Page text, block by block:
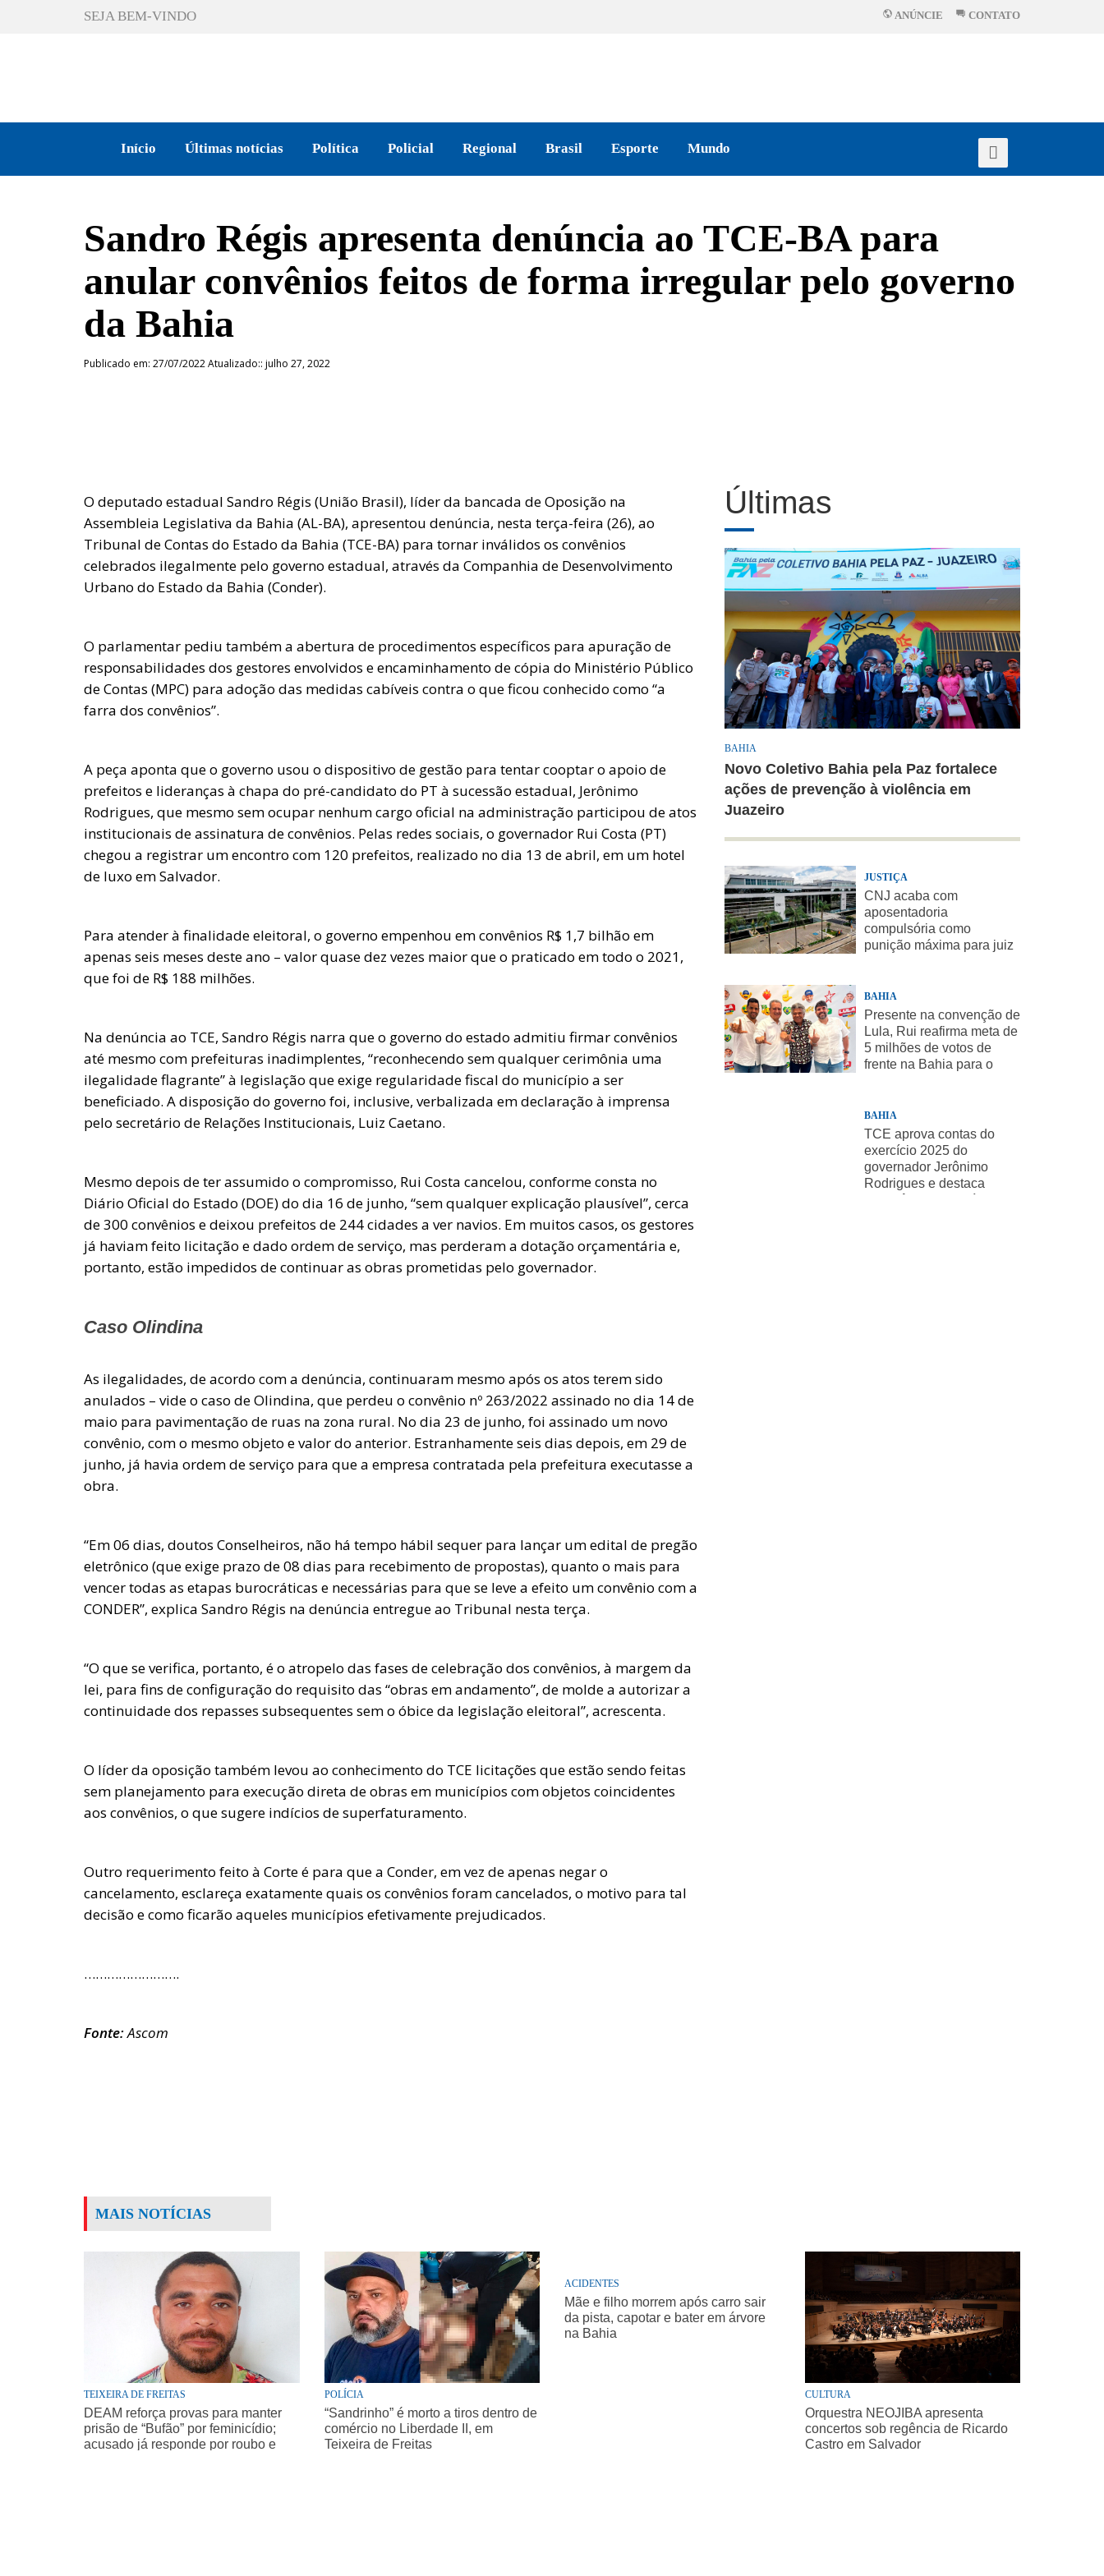
SEJA BEM-VINDO ANÚNCIE CONTATO
Início Últimas notícias Política Policial Regional Brasil Esporte Mundo
Sandro Régis apresenta denúncia ao TCE-BA para
anular convênios feitos de forma irregular pelo governo
da Bahia
Publicado em: 27/07/2022 Atualizado:: julho 27, 2022
O deputado estadual Sandro Régis (União Brasil), líder da bancada de Oposição na
Assembleia Legislativa da Bahia (AL-BA), apresentou denúncia, nesta terça-feira (26), ao
Tribunal de Contas do Estado da Bahia (TCE-BA) para tornar inválidos os convênios
celebrados ilegalmente pelo governo estadual, através da Companhia de Desenvolvimento
Urbano do Estado da Bahia (Conder).
O parlamentar pediu também a abertura de procedimentos específicos para apuração de
responsabilidades dos gestores envolvidos e encaminhamento de cópia do Ministério Público
de Contas (MPC) para adoção das medidas cabíveis contra o que ficou conhecido como “a
farra dos convênios”.
A peça aponta que o governo usou o dispositivo de gestão para tentar cooptar o apoio de
prefeitos e lideranças à chapa do pré-candidato do PT à sucessão estadual, Jerônimo
Rodrigues, que mesmo sem ocupar nenhum cargo oficial na administração participou de atos
institucionais de assinatura de convênios. Pelas redes sociais, o governador Rui Costa (PT)
chegou a registrar um encontro com 120 prefeitos, realizado no dia 13 de abril, em um hotel
de luxo em Salvador.
Para atender à finalidade eleitoral, o governo empenhou em convênios R$ 1,7 bilhão em
apenas seis meses deste ano – valor quase dez vezes maior que o praticado em todo o 2021,
que foi de R$ 188 milhões.
Na denúncia ao TCE, Sandro Régis narra que o governo do estado admitiu firmar convênios
até mesmo com prefeituras inadimplentes, “reconhecendo sem qualquer cerimônia uma
ilegalidade flagrante” à legislação que exige regularidade fiscal do município a ser
beneficiado. A disposição do governo foi, inclusive, verbalizada em declaração à imprensa
pelo secretário de Relações Institucionais, Luiz Caetano.
Mesmo depois de ter assumido o compromisso, Rui Costa cancelou, conforme consta no
Diário Oficial do Estado (DOE) do dia 16 de junho, “sem qualquer explicação plausível”, cerca
de 300 convênios e deixou prefeitos de 244 cidades a ver navios. Em muitos casos, os gestores
já haviam feito licitação e dado ordem de serviço, mas perderam a dotação orçamentária e,
portanto, estão impedidos de continuar as obras prometidas pelo governador.
Caso Olindina
As ilegalidades, de acordo com a denúncia, continuaram mesmo após os atos terem sido
anulados – vide o caso de Olindina, que perdeu o convênio nº 263/2022 assinado no dia 14 de
maio para pavimentação de ruas na zona rural. No dia 23 de junho, foi assinado um novo
convênio, com o mesmo objeto e valor do anterior. Estranhamente seis dias depois, em 29 de
junho, já havia ordem de serviço para que a empresa contratada pela prefeitura executasse a
obra.
“Em 06 dias, doutos Conselheiros, não há tempo hábil sequer para lançar um edital de pregão
eletrônico (que exige prazo de 08 dias para recebimento de propostas), quanto o mais para
vencer todas as etapas burocráticas e necessárias para que se leve a efeito um convênio com a
CONDER”, explica Sandro Régis na denúncia entregue ao Tribunal nesta terça.
“O que se verifica, portanto, é o atropelo das fases de celebração dos convênios, à margem da
lei, para fins de configuração do requisito das “obras em andamento”, de molde a autorizar a
continuidade dos repasses subsequentes sem o óbice da legislação eleitoral”, acrescenta.
O líder da oposição também levou ao conhecimento do TCE licitações que estão sendo feitas
sem planejamento para execução direta de obras em municípios com objetos coincidentes
aos convênios, o que sugere indícios de superfaturamento.
Outro requerimento feito à Corte é para que a Conder, em vez de apenas negar o
cancelamento, esclareça exatamente quais os convênios foram cancelados, o motivo para tal
decisão e como ficarão aqueles municípios efetivamente prejudicados.
…………………….
Fonte:Ascom
Últimas
BAHIA
Novo Coletivo Bahia pela Paz fortalece
ações de prevenção à violência em
Juazeiro
JUSTIÇA
CNJ acaba com
aposentadoria
compulsória como
punição máxima para juiz
BAHIA
Presente na convenção de
Lula, Rui reafirma meta de
5 milhões de votos de
frente na Bahia para o
BAHIA
TCE aprova contas do
exercício 2025 do
governador Jerônimo
Rodrigues e destaca
MAIS NOTÍCIAS
TEIXEIRA DE FREITAS
DEAM reforça provas para manter
prisão de “Bufão” por feminicídio;
acusado já responde por roubo e
POLÍCIA
“Sandrinho” é morto a tiros dentro de
comércio no Liberdade II, em
Teixeira de Freitas
ACIDENTES
Mãe e filho morrem após carro sair
da pista, capotar e bater em árvore
na Bahia
CULTURA
Orquestra NEOJIBA apresenta
concertos sob regência de Ricardo
Castro em Salvador